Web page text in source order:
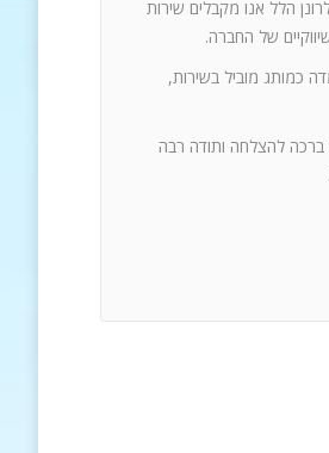
הלל אנו מקבלים שירות
כמותג מוביל בשירות,
ברכה להצלחה ותודה רבה